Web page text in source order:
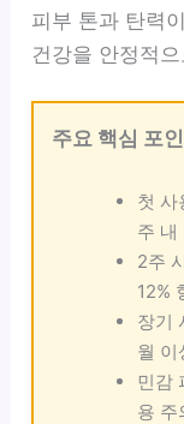
피부 톤과 탄력
건강을 안정적
주요 핵심 포
첫 사
주 내
2주
12%
장기
월 이
민감
용 주